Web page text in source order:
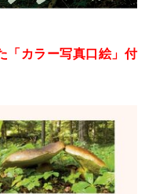
「カラー写真口絵」付